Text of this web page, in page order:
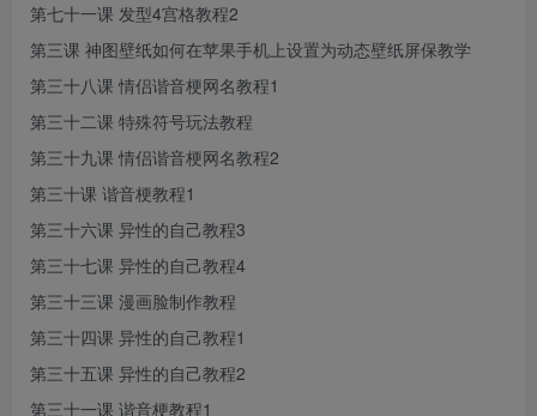
第七十一课 发型4宫格教程2
第三课 神图壁纸如何在苹果手机上设置为动态壁纸屏保教学
第三十八课 情侣谐音梗网名教程1
第三十二课 特殊符号玩法教程
第三十九课 情侣谐音梗网名教程2
第三十课 谐音梗教程1
第三十六课 异性的自己教程3
第三十七课 异性的自己教程4
第三十三课 漫画脸制作教程
第三十四课 异性的自己教程1
第三十五课 异性的自己教程2
第三十一课 谐音梗教程1